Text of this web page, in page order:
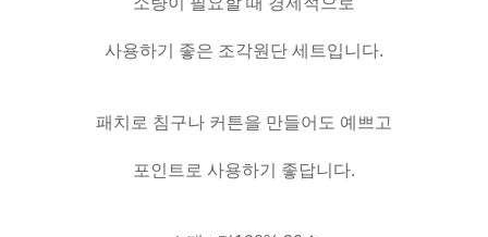
사용하기 좋은 조각원단 세트입니다.
패치로 침구나 커튼을 만들어도 예쁘고
포인트로 사용하기 좋답니다.